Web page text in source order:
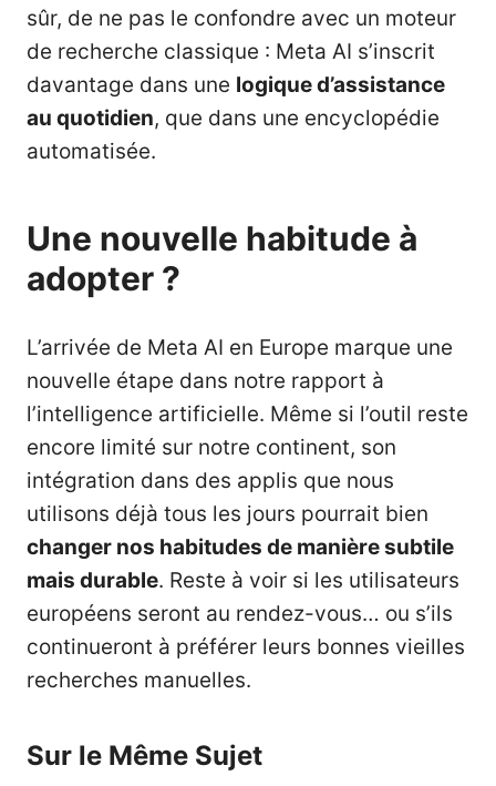
sûr, de ne pas le confondre avec un moteur
de recherche classique : Meta AI s’inscrit
davantage dans une logique d’assistance
au quotidien, que dans une encyclopédie
automatisée.
Une nouvelle habitude à
adopter ?
L’arrivée de Meta AI en Europe marque une
nouvelle étape dans notre rapport à
l’intelligence artificielle. Même si l’outil reste
encore limité sur notre continent, son
intégration dans des applis que nous
utilisons déjà tous les jours pourrait bien
changer nos habitudes de manière subtile
mais durable. Reste à voir si les utilisateurs
européens seront au rendez-vous… ou s’ils
continueront à préférer leurs bonnes vieilles
recherches manuelles.
Sur le Même Sujet